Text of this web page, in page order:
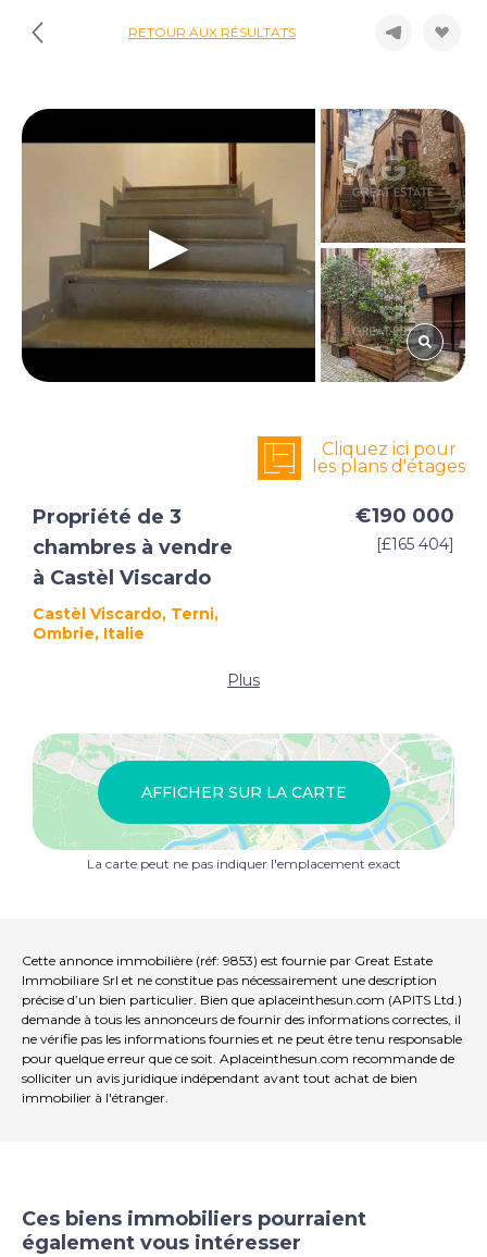
RETOUR AUX RÉSULTATS
Cliquez ici pour
les plans d'étages
Propriété de 3
chambres à vendre
à Castèl Viscardo
Castèl Viscardo, Terni,
Ombrie, Italie
€190 000
[£165 404]
Plus
AFFICHER SUR LA CARTE
La carte peut ne pas indiquer l'emplacement exact
Cette annonce immobilière (réf: 9853) est fournie par Great Estate
Immobiliare Srl et ne constitue pas nécessairement une description
précise d’un bien particulier. Bien que aplaceinthesun.com (APITS Ltd.)
demande à tous les annonceurs de fournir des informations correctes, il
ne vérifie pas les informations fournies et ne peut être tenu responsable
pour quelque erreur que ce soit. Aplaceinthesun.com recommande de
solliciter un avis juridique indépendant avant tout achat de bien
immobilier à l'étranger.
Ces biens immobiliers pourraient
également vous intéresser